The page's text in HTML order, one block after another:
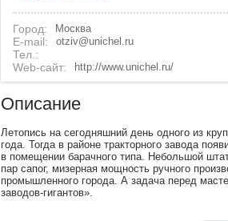
Город: Москва
E-mail: otziv@unichel.ru
Тел.:
Web-сайт:
http://www.unichel.ru/
Описание
Летопись на сегодняшний день одного из
года. Тогда в районе тракторного завода
в помещении барачного типа. Небольшой
пар сапог, мизерная мощность ручного
промышленного города. А задача перед
заводов-гигантов».